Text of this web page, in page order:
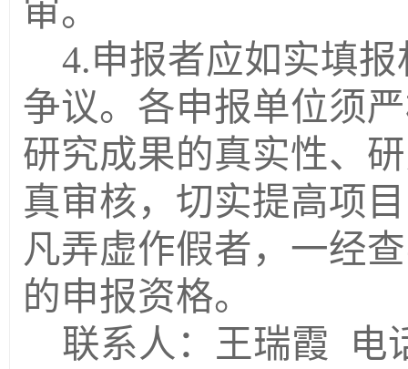
审。
4.申报者应如实填
争议。各申报单位须
研究成果的真实性、
真审核，切实提高项
凡弄虚作假者，一经
的申报资格。
联系人：王瑞霞 电